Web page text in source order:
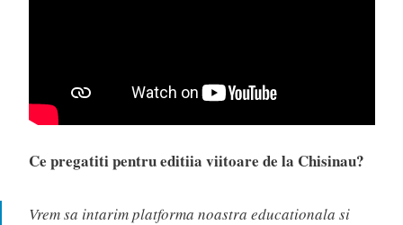
Ce pregatiti pentru editiia viitoare de la Chisinau?
Vrem sa intarim platforma noastra educationala si